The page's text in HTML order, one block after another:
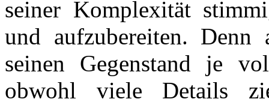
seiner Komplexität
und aufzubereiten.
seinen Gegenstand je
obwohl viele Details